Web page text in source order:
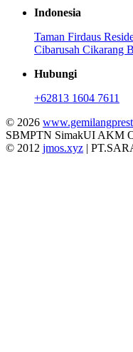
Indonesia
Taman Firdaus
Cibarusah Cikarang
Hubungi
+62813 1604 7611
© 2026
SBMPTN SimakUI AKM
© 2012 jmos.xyz |